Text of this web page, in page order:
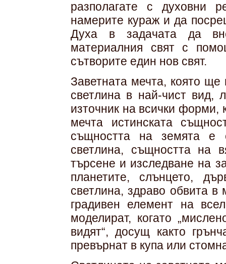
разполагате с духовни
намерите кураж и да
Духа в задачата да
материалния свят с
сътворите един нов свят.
Заветната мечта, която ще
светлина в най-чист
източник на всички форми,
мечта истинската
същността на земята е
светлина, същността на
търсене и изследване на
планетите, слънцето,
светлина, здраво обвита в
градивен елемент на
моделират, когато
видят“, досущ както
превърнат в купа или